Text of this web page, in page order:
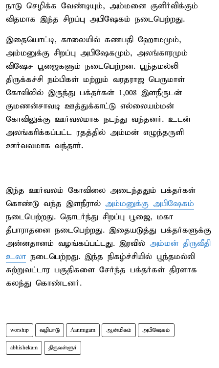
நாடு செழிக்க வேண்டியும், அம்மனை குளிர்விக்கும்
விதமாக இந்த சிறப்பு அபிஷேகம் நடைபெற்றது.
இதையொட்டி, காலையில் கணபதி ஹோமமும்,
அம்மனுக்கு சிறப்பு அபிஷேகமும், அலங்காரமும்
விஷேச பூஜைகளும் நடைபெற்றன. பூந்தமல்லி
திருக்கச்சி நம்பிகள் மற்றும் வரதராஜ பெருமாள்
கோவிலில் இருந்து பக்தர்கள் 1,008 இளநீருடன்
குமணன்சாவடி ஊத்துக்காட்டு எல்லையம்மன்
கோவிலுக்கு ஊர்வலமாக நடந்து வந்தனர். உடன்
அலங்கரிக்கப்பட்ட ரதத்தில் அம்மன் எழுந்தருளி
ஊர்வலமாக வந்தார்.
இந்த ஊர்வலம் கோவிலை அடைந்ததும் பக்தர்கள்
கொண்டு வந்த இளநீரால் அம்மனுக்கு அபிஷேகம்
நடைபெற்றது. தொடர்ந்து சிறப்பு பூஜை, மகா
தீபாராதனை நடைபெற்றது. இதையடுத்து பக்தர்களுக்கு
அன்னதானம் வழங்கப்பட்டது. இரவில் அம்மன் திருவீதி
உலா நடைபெற்றது. இந்த நிகழ்ச்சியில் பூந்தமல்லி
சுற்றுவட்டார பகுதிகளை சேர்ந்த பக்தர்கள் திரளாக
கலந்து கொண்டனர்.
worship வழிபாடு Aanmigam ஆன்மிகம் அபிஷேகம்
abhishekam திருவள்ளூர்